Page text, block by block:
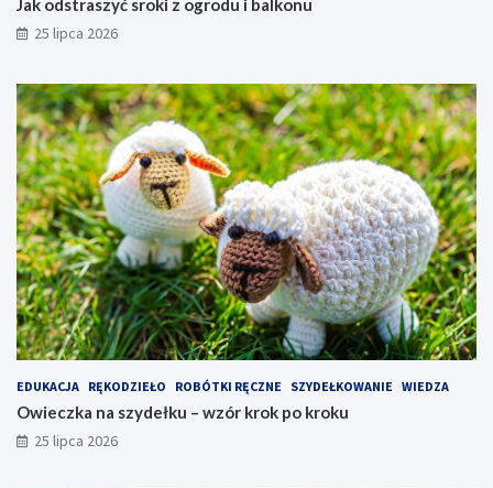
Jak odstraszyć sroki z ogrodu i balkonu
25 lipca 2026
EDUKACJA RĘKODZIEŁO ROBÓTKI RĘCZNE SZYDEŁKOWANIE WIEDZA
Owieczka na szydełku – wzór krok po kroku
25 lipca 2026